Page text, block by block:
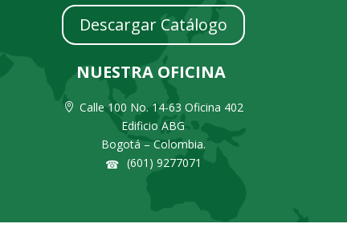
Descargar Catálogo
NUESTRA OFICINA
 Calle 100 No. 14-63 Oficina 402
Edificio ABG
Bogotá – Colombia.
☎ (601) 9277071